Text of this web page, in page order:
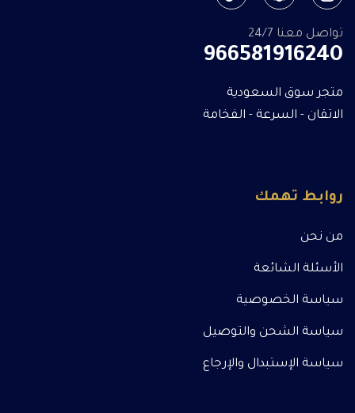
تواصل معنا 24/7
966581916240
متجر سوق السعودية
الاتقان - السرعة - الفخامة
روابط تهمك
من نحن
الأسئلة الشائعة
سياسة الخصوصية
سياسة الشحن والتوصيل
سياسة الإستبدال والإرجاع